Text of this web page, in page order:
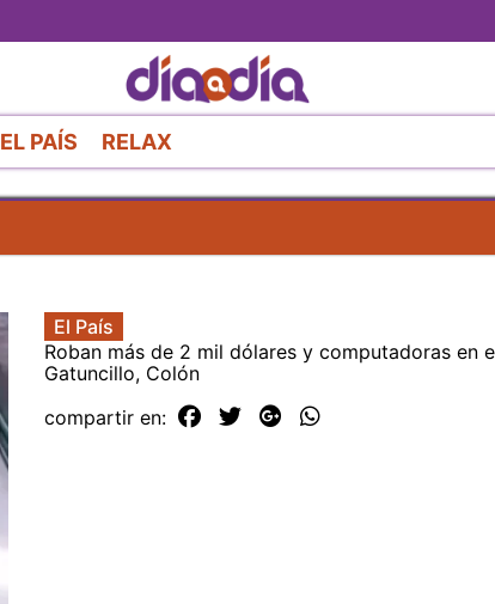
al
contenido
principal
EL PAÍS RELAX
El País
Roban más de 2 mil dólares y computadoras en
Gatuncillo, Colón
compartir en: